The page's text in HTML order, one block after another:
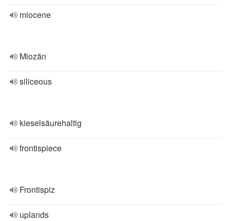
miocene
Miozän
siliceous
kieselsäurehaltig
frontispiece
Frontispiz
uplands